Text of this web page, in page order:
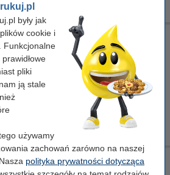
były jak
cookie i
Funkcjonalne
pliki
ją stale
używamy
zachowań zarówno na naszej
polityka prywatności dotycząca
oryginalne
Standard 5.000 zszywki Xerox
i sprawdź całą specyfikacje
2-3 dni robocze
zł Zamawiam
utrwalająca / fuser, oryginalna